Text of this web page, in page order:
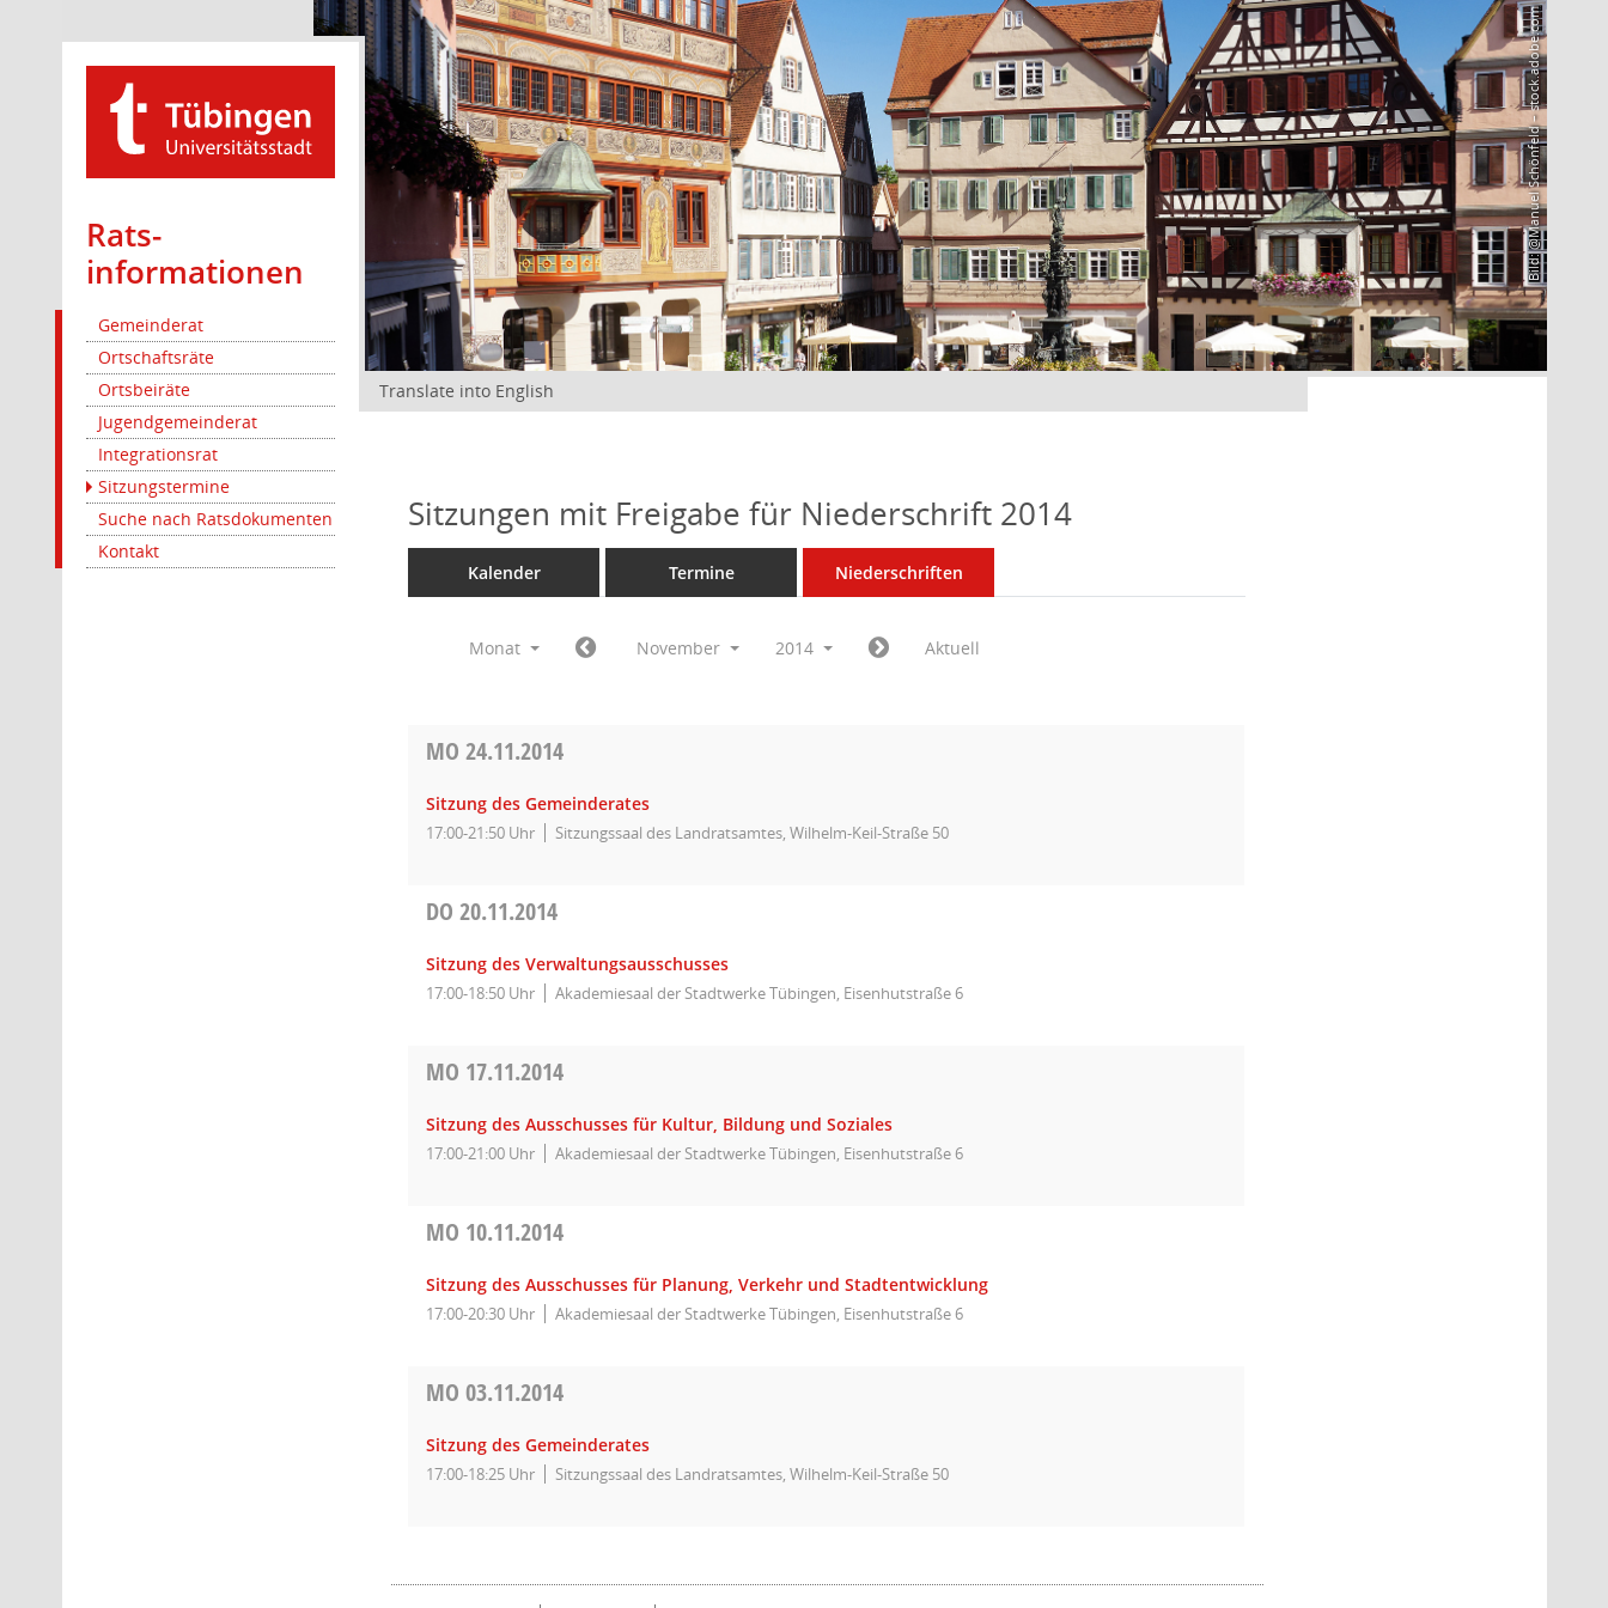
Rats­
informationen
Gemeinderat
Ortschaftsräte
Ortsbeiräte
Jugendgemeinderat
Integrationsrat
Sitzungstermine
Suche nach Ratsdokumenten
Kontakt
Bild: @Manuel Schönfeld – stock.adobe.com
Translate into English
Sitzungen mit Freigabe für Niederschrift 2014
Kalender Termine Niederschriften
Monat November 2014 Aktuell
MO24.11.2014
Sitzung des Gemeinderates
17:00-21:50 Uhr Sitzungssaal des Landratsamtes, Wilhelm-Keil-Straße 50
DO20.11.2014
Sitzung des Verwaltungsausschusses
17:00-18:50 Uhr Akademiesaal der Stadtwerke Tübingen, Eisenhutstraße 6
MO 17.11.2014
Sitzung des Ausschusses für Kultur, Bildung und Soziales
17:00-21:00 Uhr Akademiesaal der Stadtwerke Tübingen, Eisenhutstraße 6
MO 10.11.2014
Sitzung des Ausschusses für Planung, Verkehr und Stadtentwicklung
17:00-20:30 Uhr Akademiesaal der Stadtwerke Tübingen, Eisenhutstraße 6
MO03.11.2014
Sitzung des Gemeinderates
17:00-18:25 Uhr Sitzungssaal des Landratsamtes, Wilhelm-Keil-Straße 50